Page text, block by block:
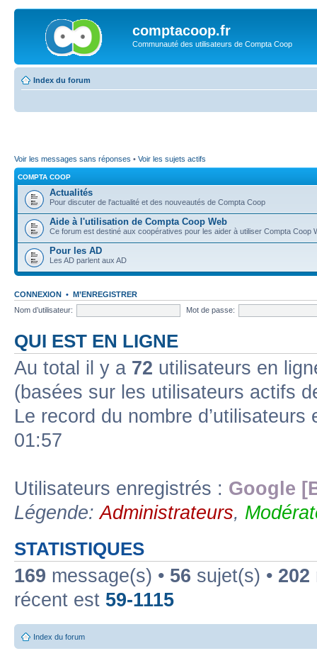
comptacoop.fr
Communauté des utilisateurs de Compta Coop
Index du forum
Voir les messages sans réponses • Voir les sujets actifs
COMPTA COOP
Actualités
Pour discuter de l'actualité et des nouveautés de Compta Coop
Aide à l'utilisation de Compta Coop Web
Ce forum est destiné aux coopératives pour les aider à utiliser Compta Coop
Pour les AD
Les AD parlent aux AD
CONNEXION • M’ENREGISTRER
Nom d’utilisateur:
Mot de passe:
QUI EST EN LIGNE
Au total il y a 72 utilisateurs en
(basées sur les utilisateurs actifs
Le record du nombre
01:57
Utilisateurs enregistrés : Google
Légende:Administrateurs,
STATISTIQUES
169 message(s) • 56 sujet(s) • 202
récent est 59-1115
Index du forum